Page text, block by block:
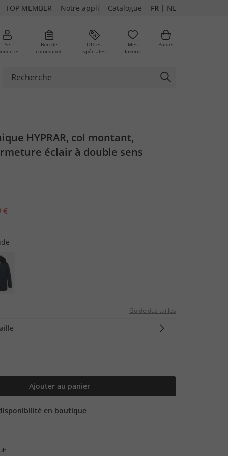
TOP MEMBER Notre appli Catalogue FR | NL
Se
Bon de
commande
Offres
spéciales
Mes
favoris
Panier
HYPRAR, col montant,
éclair à double sens
€
Guide des tailles
Ajouter au panier
en boutique